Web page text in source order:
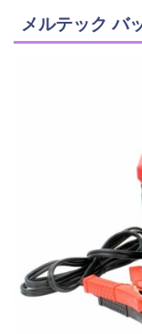
メルテック バ